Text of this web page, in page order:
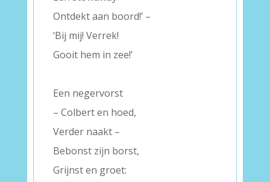
Ontdekt aan boord!’ –
‘Bij mij! Verrek!
Gooit hem in zee!’
Een negervorst
– Colbert en hoed,
Verder naakt –
Bebonst zijn borst,
Grijnst en groet: